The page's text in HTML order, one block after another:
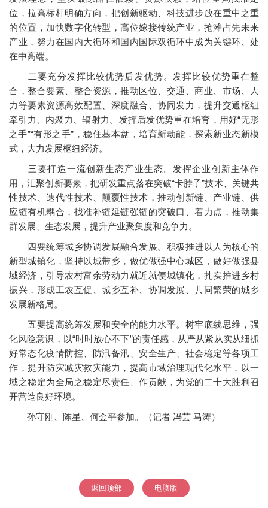
位，拉高标杆明确方向，把创新驱动、科技进步放在重中之重
的位置，加快数字化转型，高位嫁接传统产业，抢滩占先未来
产业，努力在国内大循环和国内国际双循环中成为关键环、处
在中高端。
二要充分发挥比较优势后发优势。发挥比较优势重在整
合，整合要素、整合资源，推动区位、交通、商业、市场、人
力等要素资源高效配置、深度融合、协同发力，提升交通枢纽
牵引力、内聚力、辐射力。发挥后发优势重在培育，用好“无形
之手”“有形之手”，稳住基本盘，培育新动能，探索新业态新模
式，大力发展枢纽经济。
三要打造一流创新生态产业生态。发挥企业创新主体作
用，汇聚创新要素，把研发重点落在突破“卡脖子”技术、关键共
性技术、迭代性技术、颠覆性技术，推动创新链、产业链、供
应链有机耦合，找准补链延链强链的突破口、着力点，推动集
群发展、生态发展，提升产业聚集度和竞争力。
四要统筹城乡协调发展融合发展。积极推进以人为核心的
新型城镇化，坚持以城带乡，做优做强中心城区，做好做强县
域经济，引导农村富余劳动力就近就便城镇化，扎实推进乡村
振兴，形成工农互促、城乡互补、协调发展、共同繁荣的城乡
发展新格局。
五要提高统筹发展和安全的能力水平。树牢底线思维，强
化风险意识，以“时时放心不下”的责任感，从严从紧从实从细抓
好常态化疫情防控、防汛备汛、安全生产、社会稳定等各项工
作，提升防灾减灾救灾能力，提高市域治理现代化水平，以一
域之稳定为全局之稳定尽责任、作贡献，为党的二十大胜利召
开营造良好环境。
孙守刚、陈星、何金平参加。（记者 冯芸 马涛）
返回顶部 电脑版